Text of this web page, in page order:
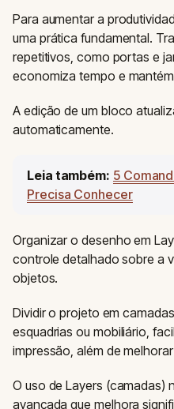
Para aumentar a
uma prática fundamental.
repetitivos, como portas e
economiza tempo e
A edição de um bloco
automaticamente.
Leia também: 5
Precisa Conhecer
Organizar o desenho em
controle detalhado sobre a
objetos.
Dividir o projeto em
esquadrias ou mobiliário,
impressão, além de
O uso de Layers (camadas)
avançada que melhora